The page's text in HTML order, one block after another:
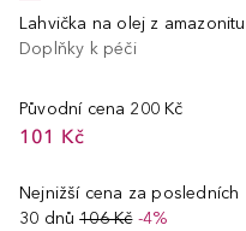
Lahvička na olej z amazonitu
Doplňky k péči
Původní cena 200 Kč
101 Kč
Nejnižší cena za posledních
30 dnů 106 Kč-4%